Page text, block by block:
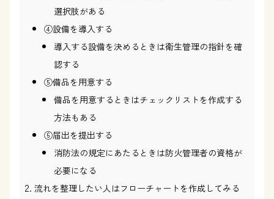
選択肢がある
④設備を導入する
導入する設備を決めるときは衛生管理の指針を確
認する
⑤備品を用意する
備品を用意するときはチェックリストを作成する
方法もある
⑥届出を提出する
消防法の規定にあたるときは防火管理者の資格が
必要になる
流れを整理したい人はフローチャートを作成してみる